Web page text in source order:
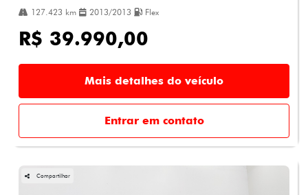
127.423 km 2013/2013 Flex
R$ 39.990,00
Mais detalhes do veículo
Entrar em contato
Compartilhar